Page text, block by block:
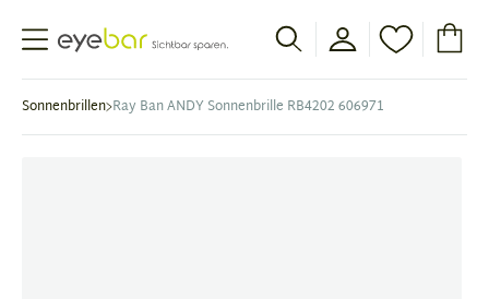
Abele Optic
Sonnenbrillen Ray Ban ANDY Sonnenbrille RB4202 606971